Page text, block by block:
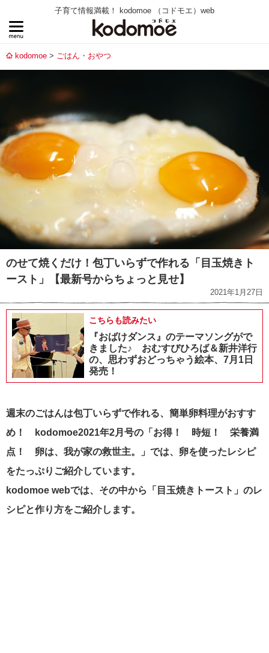
子育て情報満載！ kodomoe （コドモエ）web
kodomoe ごはん・おやつ
のせて焼くだけ！包丁いらずで作れる「目玉焼きト
ースト」【最新号からちょっと見せ】
2021年1月27日
こちらも読みたい
『おばけダンス』のテーマソングがで
きました♪ おむすびひろば＆新井洋行
の、思わずおどっちゃう絵本、7月1日
発売！
週末のごはんは包丁いらずで作れる、簡単卵料理がおすす
め！ kodomoe2021年2月号の「お得！ 時短！ 栄養満
点！ 卵は、我が家の救世主。」では、卵を使ったレシピ
をたっぷりご紹介しています。
kodomoe webでは、その中から「目玉焼きトースト」のレ
シピと作り方をご紹介します。